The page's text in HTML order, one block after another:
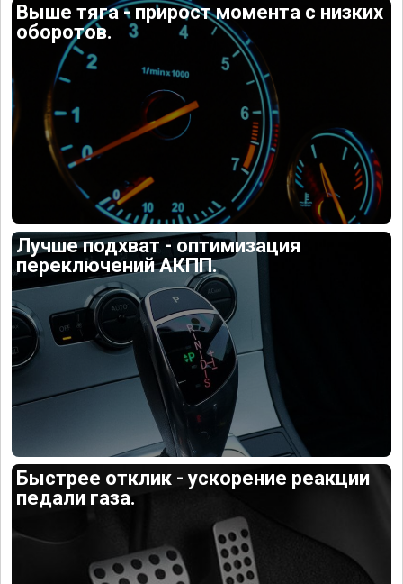
Выше тяга - прирост момента с низких
оборотов.
Лучше подхват - оптимизация
переключений АКПП.
Быстрее отклик - ускорение реакции
педали газа.